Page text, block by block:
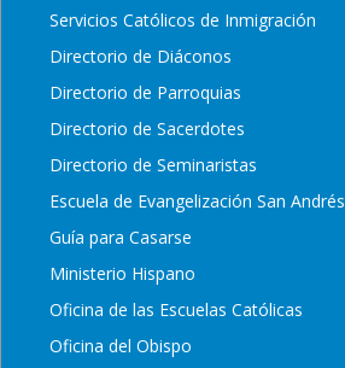
Servicios Católicos de Inmigración
Directorio de Diáconos
Directorio de Parroquias
Directorio de Sacerdotes
Directorio de Seminaristas
Escuela de Evangelización San Andrés
Guía para Casarse
Ministerio Hispano
Oficina de las Escuelas Católicas
Oficina del Obispo